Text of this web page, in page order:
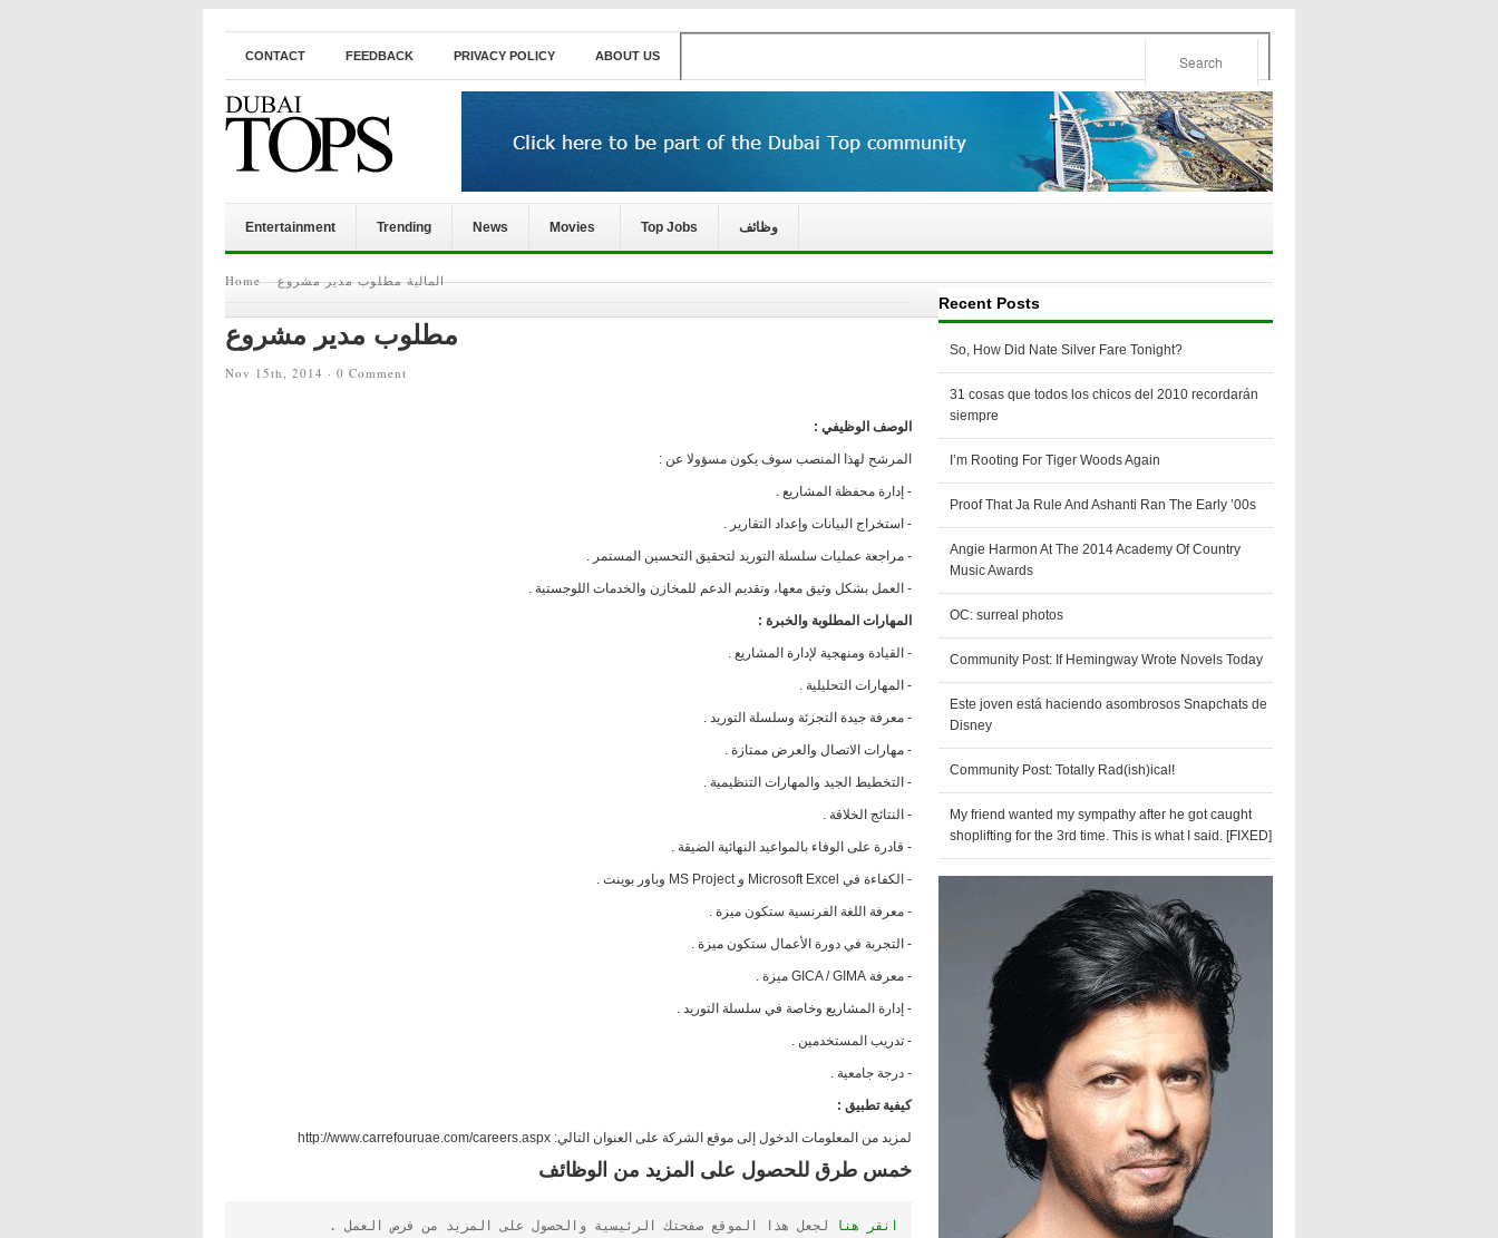
CONTACT FEEDBACK PRIVACY POLICY ABOUT US
Entertainment Trending News Movies Top Jobs وظائف
Home المالية مطلوب مدير مشروع
مطلوب مدير مشروع
Nov 15th, 2014 · 0 Comment
الوصف الوظيفي :
المرشح لهذا المنصب سوف يكون مسؤولا عن :
- إدارة محفظة المشاريع .
- استخراج البيانات وإعداد التقارير .
- مراجعة عمليات سلسلة التوريد لتحقيق التحسين المستمر .
- العمل بشكل وثيق معها، وتقديم الدعم للمخازن والخدمات اللوجستية .
المهارات المطلوبة والخبرة :
- القيادة ومنهجية لإدارة المشاريع .
- المهارات التحليلية .
- معرفة جيدة التجزئة وسلسلة التوريد .
- مهارات الاتصال والعرض ممتازة .
- التخطيط الجيد والمهارات التنظيمية .
- النتائج الخلاقة .
- قادرة على الوفاء بالمواعيد النهائية الضيقة .
- الكفاءة في Microsoft Excel و MS Project وباور بوينت .
- معرفة اللغة الفرنسية ستكون ميزة .
- التجربة في دورة الأعمال ستكون ميزة .
- معرفة GICA / GIMA ميزة .
- إدارة المشاريع وخاصة في سلسلة التوريد .
- تدريب المستخدمين .
- درجة جامعية .
كيفية تطبيق :
لمزيد من المعلومات الدخول إلى موقع الشركة على العنوان التالي: http://www.carrefouruae.com/careers.aspx
خمس طرق للحصول على المزيد من الوظائف
انقر هنا لجعل هذا الموقع صفحتك الرئيسية والحصول على المزيد من فرص العمل .
Recent Posts
So, How Did Nate Silver Fare Tonight?
31 cosas que todos los chicos del 2010 recordarán
siempre
I’m Rooting For Tiger Woods Again
Proof That Ja Rule And Ashanti Ran The Early ’00s
Angie Harmon At The 2014 Academy Of Country
Music Awards
OC: surreal photos
Community Post: If Hemingway Wrote Novels Today
Este joven está haciendo asombrosos Snapchats de
Disney
Community Post: Totally Rad(ish)ical!
My friend wanted my sympathy after he got caught
shoplifting for the 3rd time. This is what I said. [FIXED]